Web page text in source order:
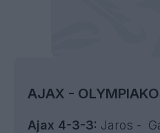
AJAX -
Ajax 4-3-3: Jaros -